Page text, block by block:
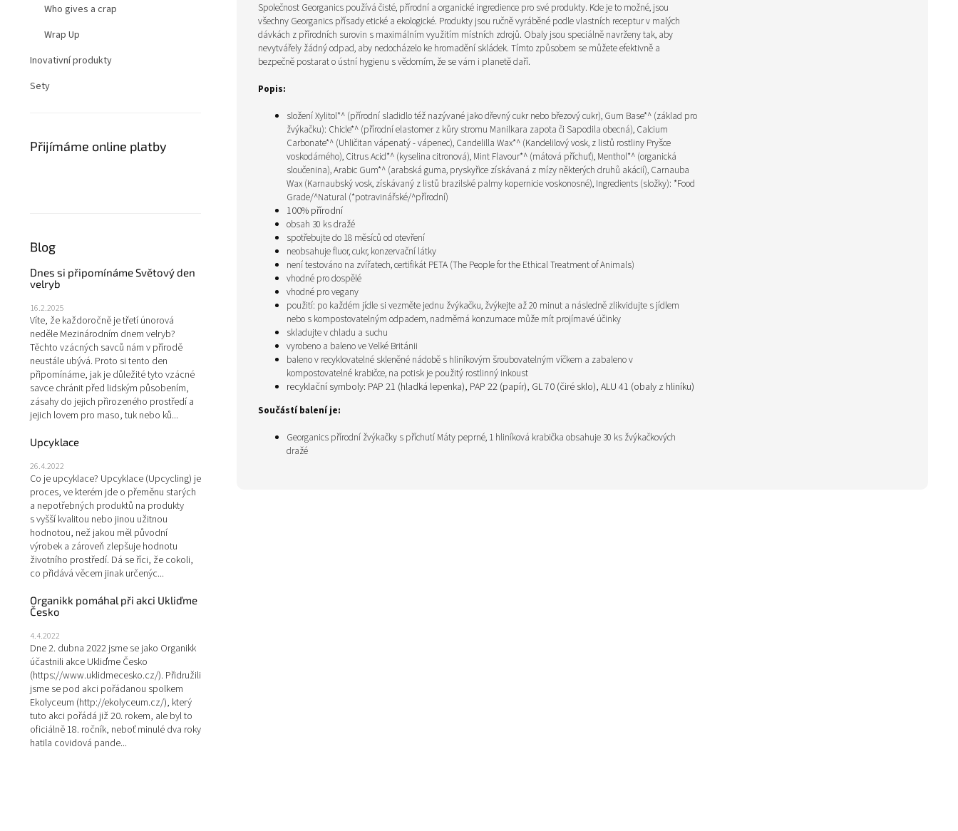
Who gives a crap
Wrap Up
Inovativní produkty
Sety
Přijímáme online platby
Blog
Dnes si připomínáme Světový den
velryb
16.2.2025
Víte, že každoročně je třetí únorová
neděle Mezinárodním dnem velryb?
Těchto vzácných savců nám v přírodě
neustále ubývá. Proto si tento den
připomínáme, jak je důležité tyto vzácné
savce chránit před lidským působením,
zásahy do jejich přirozeného prostředí a
jejich lovem pro maso, tuk nebo ků...
Upcyklace
26.4.2022
Co je upcyklace? Upcyklace (Upcycling) je
proces, ve kterém jde o přeměnu starých
a nepotřebných produktů na produkty
s vyšší kvalitou nebo jinou užitnou
hodnotou, než jakou měl původní
výrobek a zároveň zlepšuje hodnotu
životního prostředí. Dá se říci, že cokoli,
co přidává věcem jinak určenýc...
Organikk pomáhal při akci Ukliďme
Česko
4.4.2022
Dne 2. dubna 2022 jsme se jako Organikk
účastnili akce Ukliďme Česko
(https://www.uklidmecesko.cz/). Přidružili
jsme se pod akci pořádanou spolkem
Ekolyceum (http://ekolyceum.cz/), který
tuto akci pořádá již 20. rokem, ale byl to
oficiálně 18. ročník, neboť minulé dva roky
hatila covidová pande...
Společnost Georganics používá čisté, přírodní a organické ingredience pro své produkty. Kde je to možné, jsou
všechny Georganics přísady etické a ekologické. Produkty jsou ručně vyráběné podle vlastních receptur v malých
dávkách z přírodních surovin s maximálním využitím místních zdrojů. Obaly jsou speciálně navrženy tak, aby
nevytvářely žádný odpad, aby nedocházelo ke hromadění skládek. Tímto způsobem se můžete efektivně a
bezpečně postarat o ústní hygienu s vědomím, že se vám i planetě daří.
Popis:
složeníXylitol*^ (přírodní sladidlo též nazývané jako dřevný cukr nebo březový cukr), Gum Base*^ (základ pro
žvýkačku): Chicle*^ (přírodní elastomer z kůry stromu Manilkara zapota či Sapodila obecná), Calcium
Carbonate*^ (Uhličitan vápenatý - vápenec), Candelilla Wax*^ (Kandelilový vosk, z listů rostliny Pryšce
voskodárného), Citrus Acid*^ (kyselina citronová), Mint Flavour*^ (mátová příchuť), Menthol*^ (organická
sloučenina), Arabic Gum*^ (arabská guma, pryskyřice získávaná z mízy některých druhů akácií), Carnauba
Wax (Karnaubský vosk, získávaný z listů brazilské palmy kopernicie voskonosné), Ingredients (složky): *Food
Grade/^Natural (*potravinářské/^přírodní)
100% přírodní
obsah 30 ks dražé
spotřebujte do 18 měsíců od otevření
neobsahuje fluor, cukr, konzervační látky
není testováno na zvířatech, certifikát PETA (The People for the Ethical Treatment of Animals)
vhodné pro dospělé
vhodné pro vegany
použití: po každém jídle si vezměte jednu žvýkačku, žvýkejte až 20 minut a následně zlikvidujte s jídlem
nebo s kompostovatelným odpadem, nadměrná konzumace může mít projímavé účinky
skladujte v chladu a suchu
vyrobeno a baleno ve Velké Británii
baleno v recyklovatelné skleněné nádobě s hliníkovým šroubovatelným víčkem a zabaleno v
kompostovatelné krabičce, na potisk je použitý rostlinný inkoust
recyklační symboly: PAP 21 (hladká lepenka), PAP 22 (papír), GL 70 (čiré sklo), ALU 41 (obaly z hliníku)
Součástí balení je:
Georganics přírodní žvýkačky s příchutí Máty peprné, 1 hliníková krabička obsahuje 30 ks žvýkačkových
dražé